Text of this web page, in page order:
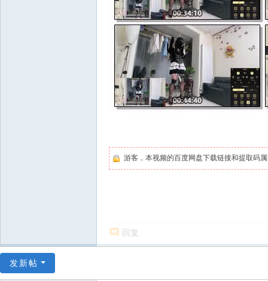
游客，本视频的百度网盘下载链接和提取码
回复
发新帖